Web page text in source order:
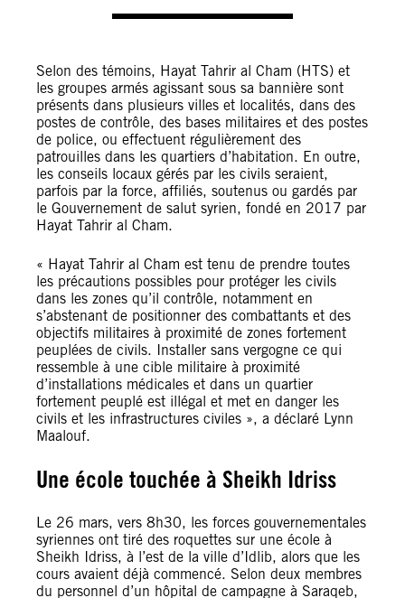
Selon des témoins, Hayat Tahrir al Cham (HTS) et
les groupes armés agissant sous sa bannière sont
présents dans plusieurs villes et localités, dans des
postes de contrôle, des bases militaires et des postes
de police, ou effectuent régulièrement des
patrouilles dans les quartiers d’habitation. En outre,
les conseils locaux gérés par les civils seraient,
parfois par la force, affiliés, soutenus ou gardés par
le Gouvernement de salut syrien, fondé en 2017 par
Hayat Tahrir al Cham.
« Hayat Tahrir al Cham est tenu de prendre toutes
les précautions possibles pour protéger les civils
dans les zones qu’il contrôle, notamment en
s’abstenant de positionner des combattants et des
objectifs militaires à proximité de zones fortement
peuplées de civils. Installer sans vergogne ce qui
ressemble à une cible militaire à proximité
d’installations médicales et dans un quartier
fortement peuplé est illégal et met en danger les
civils et les infrastructures civiles », a déclaré Lynn
Maalouf.
Une école touchée à Sheikh Idriss
Le 26 mars, vers 8h30, les forces gouvernementales
syriennes ont tiré des roquettes sur une école à
Sheikh Idriss, à l’est de la ville d’Idlib, alors que les
cours avaient déjà commencé. Selon deux membres
du personnel d’un hôpital de campagne à Saraqeb,